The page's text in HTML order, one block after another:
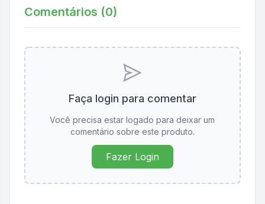
Comentários (0)
Faça login para comentar
Você precisa estar logado para deixar um
comentário sobre este produto.
Fazer Login